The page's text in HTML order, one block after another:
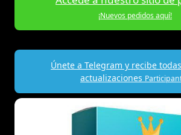
¡Nuevos pedidos aquí!
Únete a Telegram y recibe
actualizaciones